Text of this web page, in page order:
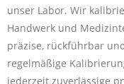
unser Labor. Wir
Handwerk und
präzise, rückführbar
regelmäßige
jederzeit zuverlässige